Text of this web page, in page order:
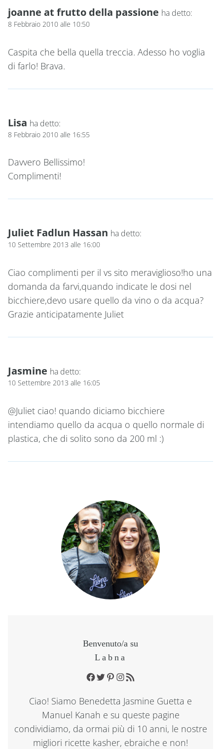
joanne at frutto della passione ha detto:
8 Febbraio 2010 alle 10:50
Caspita che bella quella treccia. Adesso ho voglia
di farlo! Brava.
Lisa ha detto:
8 Febbraio 2010 alle 16:55
Davvero Bellissimo!
Complimenti!
Juliet Fadlun Hassan ha detto:
10 Settembre 2013 alle 16:00
Ciao complimenti per il vs sito meraviglioso!ho una
domanda da farvi,quando indicate le dosi nel
bicchiere,devo usare quello da vino o da acqua?
Grazie anticipatamente Juliet
Jasmine ha detto:
10 Settembre 2013 alle 16:05
@Juliet ciao! quando diciamo bicchiere
intendiamo quello da acqua o quello normale di
plastica, che di solito sono da 200 ml :)
Benvenuto/a su
Labna
Facebook
TwitterPinterest
Instagram
RSS Feed
Ciao! Siamo Benedetta Jasmine Guetta e
Manuel Kanah e su queste pagine
condividiamo, da ormai più di 10 anni, le nostre
migliori ricette kasher, ebraiche e non!